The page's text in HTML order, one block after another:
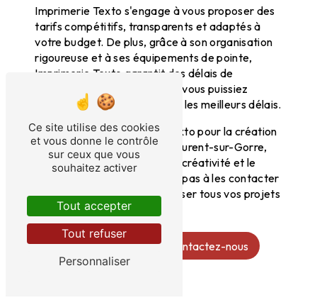
Imprimerie Texto s'engage à vous proposer des
tarifs compétitifs, transparents et adaptés à
votre budget. De plus, grâce à son organisation
rigoureuse et à ses équipements de pointe,
Imprimerie Texto garantit des délais de
production rapides, pour que vous puissiez
recevoir vos faire-parts dans les meilleurs délais.
En choisissant Imprimerie Texto pour la création
de vos faire-parts à Saint-Laurent-sur-Gorre,
vous optez pour la qualité, la créativité et le
professionnalisme. N'hésitez pas à les contacter
dès aujourd'hui pour concrétiser tous vos projets
d'impression personnalisée.
En savoir plus Contactez-nous
Ce site utilise des cookies
et vous donne le contrôle
sur ceux que vous
souhaitez activer
Tout accepter
Tout refuser
Personnaliser